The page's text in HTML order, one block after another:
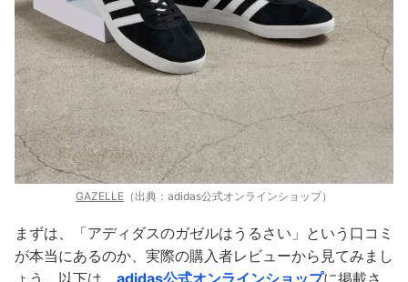
GAZELLE （出典：adidas公式オンラインショップ）
まずは、「アディダスのガゼルはうるさい」という口コミ
が本当にあるのか、実際の購入者レビューから見てみまし